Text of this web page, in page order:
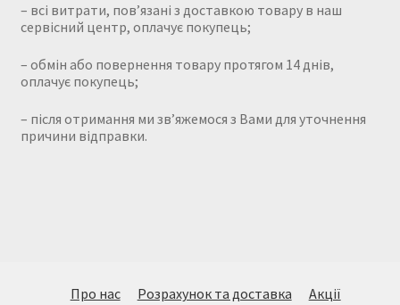
– всі витрати, пов’язані з доставкою товару в наш
сервісний центр, оплачує покупець;
– обмін або повернення товару протягом 14 днів,
оплачує покупець;
– після отримання ми зв’яжемося з Вами для уточнення
причини відправки.
Про нас Розрахунок та доставка
Акції